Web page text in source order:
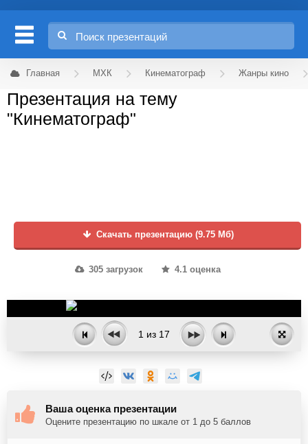
Главная МХК Кинематограф Жанры кино
Презентация на тему
"Кинематограф"
Скачать презентацию (9.75 Мб)
305 загрузок 4.1 оценка
1 из 17
Ваша оценка презентации
Оцените презентацию по шкале от 1 до 5 баллов